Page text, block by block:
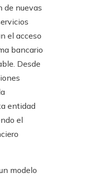
de nuevas
el acceso
bancario
Desde
entidad
el
modelo